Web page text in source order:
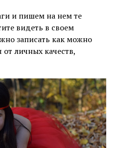
и пишем на нем те
видеть в своем
записать как можно
личных качеств,